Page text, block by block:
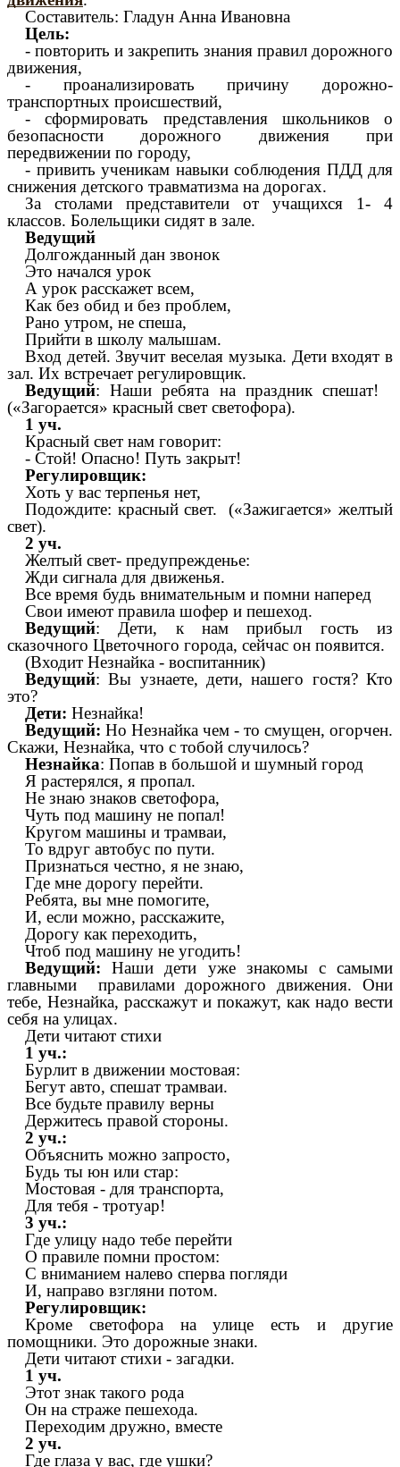
Составитель: Гладун Анна Ивановна
Цель:
- повторить и закрепить знания правил дорожного
движения,
- проанализировать причину дорожно-
транспортных происшествий,
- сформировать представления школьников о
безопасности дорожного движения при
передвижении по городу,
- привить ученикам навыки соблюдения ПДД для
снижения детского травматизма на дорогах.
За столами представители от учащихся 1- 4
классов. Болельщики сидят в зале.
Ведущий
Долгожданный дан звонок
Это начался урок
А урок расскажет всем,
Как без обид и без проблем,
Рано утром, не спеша,
Прийти в школу малышам.
Вход детей. Звучит веселая музыка. Дети входят в
зал. Их встречает регулировщик.
Ведущий: Наши ребята на праздник спешат!
(«Загорается» красный свет светофора).
1 уч.
Красный свет нам говорит:
- Стой! Опасно! Путь закрыт!
Регулировщик:
Хоть у вас терпенья нет,
Подождите: красный свет. («Зажигается» желтый
свет).
2 уч.
Желтый свет- предупрежденье:
Жди сигнала для движенья.
Все время будь внимательным и помни наперед
Свои имеют правила шофер и пешеход.
Ведущий: Дети, к нам прибыл гость из
сказочного Цветочного города, сейчас он появится.
(Входит Незнайка - воспитанник)
Ведущий: Вы узнаете, дети, нашего гостя? Кто
это?
Дети: Незнайка!
Ведущий: Но Незнайка чем - то смущен, огорчен.
Скажи, Незнайка, что с тобой случилось?
Незнайка: Попав в большой и шумный город
Я растерялся, я пропал.
Не знаю знаков светофора,
Чуть под машину не попал!
Кругом машины и трамваи,
То вдруг автобус по пути.
Признаться честно, я не знаю,
Где мне дорогу перейти.
Ребята, вы мне помогите,
И, если можно, расскажите,
Дорогу как переходить,
Чтоб под машину не угодить!
Ведущий: Наши дети уже знакомы с самыми
главными правилами дорожного движения. Они
тебе, Незнайка, расскажут и покажут, как надо вести
себя на улицах.
Дети читают стихи
1 уч.:
Бурлит в движении мостовая:
Бегут авто, спешат трамваи.
Все будьте правилу верны
Держитесь правой стороны.
2 уч.:
Объяснить можно запросто,
Будь ты юн или стар:
Мостовая - для транспорта,
Для тебя - тротуар!
3 уч.:
Где улицу надо тебе перейти
О правиле помни простом:
С вниманием налево сперва погляди
И, направо взгляни потом.
Регулировщик:
Кроме светофора на улице есть и другие
помощники. Это дорожные знаки.
Дети читают стихи - загадки.
1 уч.
Этот знак такого рода
Он на страже пешехода.
Переходим дружно, вместе
2 уч.
Где глаза у вас, где ушки?